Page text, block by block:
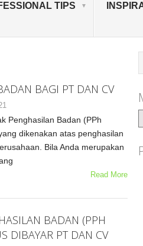
TIPS
BAGI PT DAN CV
Penghasilan Badan (PPh
dikenakan atas penghasilan
Bila Anda merupakan
Read More
BADAN (PPH
DIBAYAR PT DAN CV